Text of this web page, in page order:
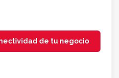
de tu negocio